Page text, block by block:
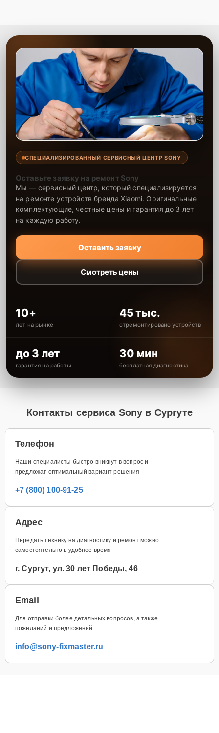
предоставляется гарантия, что подтверждает высокую
надежность ремонта. Доверьте восстановление телефона
специалистам, и ваше устройство будет снова работать исправно
и долго.
СПЕЦИАЛИЗИРОВАННЫЙ СЕРВИСНЫЙ ЦЕНТР SONY
Оставьте заявку на ремонт Sony
Мы — сервисный центр, который специализируется
на ремонте устройств бренда Xiaomi. Оригинальные
комплектующие, честные цены и гарантия до 3 лет
на каждую работу.
Оставить заявку
Смотреть цены
10+
лет на рынке
45 тыс.
отремонтировано устройств
до 3 лет
гарантия на работы
30 мин
бесплатная диагностика
Контакты сервиса Sony в Сургуте
Телефон
Наши специалисты быстро вникнут в вопрос и
предложат оптимальный вариант решения
+7 (800) 100-91-25
Адрес
Передать технику на диагностику и ремонт можно
самостоятельно в удобное время
г. Сургут, ул. 30 лет Победы, 46
Email
Для отправки более детальных вопросов, а также
пожеланий и предложений
info@sony-fixmaster.ru